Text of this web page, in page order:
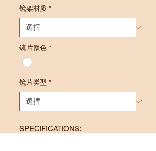
镜架材质 *
镜片颜色 *
镜片类型 *
SPECIFICATIONS: